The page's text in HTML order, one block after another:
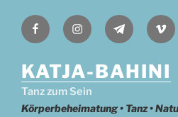
FacebookInstagramTelegram
KATJA-BAHINI
Tanz zum Sein
Körperbeheimatung • Tanz •